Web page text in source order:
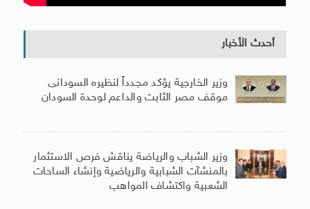
أحدث الأخبار
وزير الخارجية يؤكد مجدداً لنظيره السودانى
موقف مصر الثابت والداعم لوحدة السودان
وزير الشباب والرياضة يناقش فرص الاستثمار
بالمنشآت الشبابية والرياضية وإنشاء الساحات
الشعبية واكتشاف المواهب